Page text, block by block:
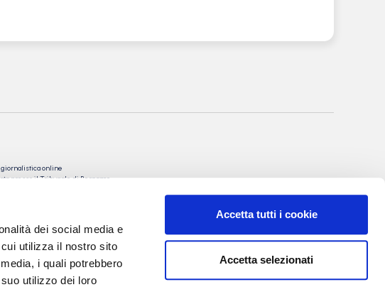
dei social media e
utilizza il nostro sito
i quali potrebbero
utilizzo dei loro
Accetta tutti i cookie
Accetta selezionati
giornalistica online
presso il Tribunale di Bergamo
di Torre Giorgio e Villa Valerio &
Papa Giovanni XXIII, 20